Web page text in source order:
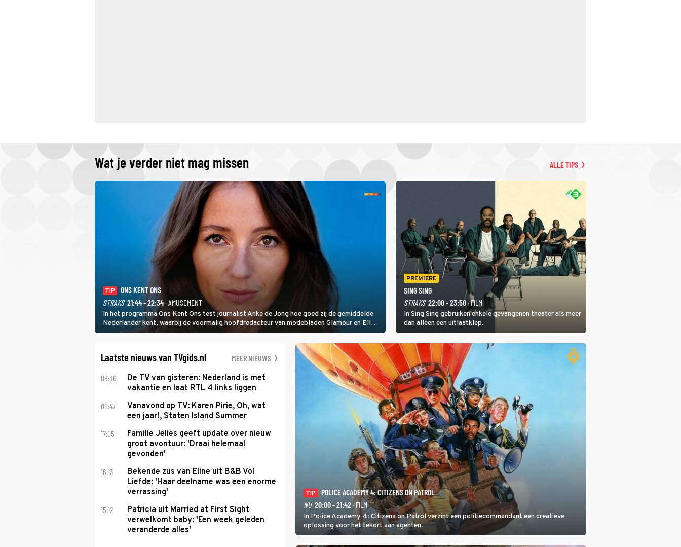
Wat je verder niet mag missen ALLE TIPS
TIP
ONS KENT ONS
STRAKS 21:44 - 22:34· AMUSEMENT
In het programma Ons Kent Ons test journalist Anke de Jong hoe goed zij de gemiddelde
Nederlander kent, waarbij de voormalig hoofdredacteur van modebladen Glamour en Elle
het samen met rapper Keizer opneemt tegen Edson da Graça en Marc-Marie Huijbregts.
PREMIERE
SING SING
STRAKS 22:00 - 23:50· FILM
In Sing Sing gebruiken enkele gevangenen theater als meer
dan alleen een uitlaatklep.
Laatste nieuws van TVgids.nl MEER NIEUWS
08:36
De TV van gisteren: Nederland is met
vakantie en laat RTL 4 links liggen
06:47
Vanavond op TV: Karen Pirie, Oh, wat
een jaar!, Staten Island Summer
17:05
Familie Jelies geeft update over nieuw
groot avontuur: 'Draai helemaal
gevonden'
16:13
Bekende zus van Eline uit B&B Vol
Liefde: 'Haar deelname was een enorme
verrassing'
15:12
Patricia uit Married at First Sight
verwelkomt baby: 'Een week geleden
veranderde alles'
TIP
POLICE ACADEMY 4: CITIZENS ON PATROL
NU 20:00 - 21:42· FILM
In Police Academy 4: Citizens on Patrol verzint een politiecommandant een creatieve
oplossing voor het tekort aan agenten.